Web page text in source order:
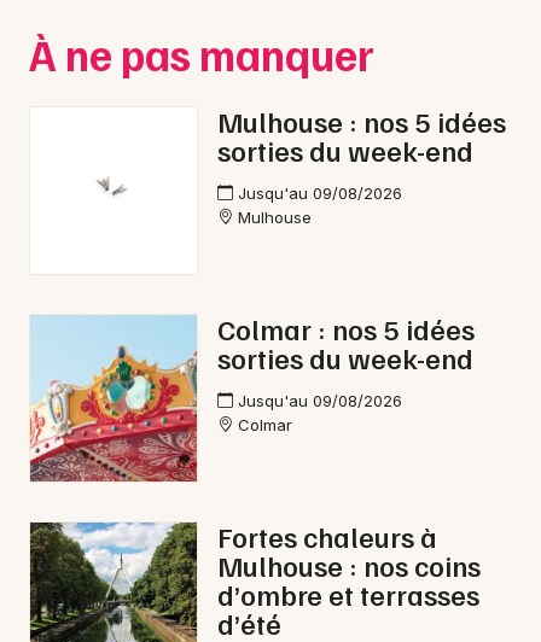
À ne pas manquer
Mulhouse : nos 5 idées
sorties du week-end
Jusqu'au 09/08/2026
Mulhouse
Colmar : nos 5 idées
sorties du week-end
Jusqu'au 09/08/2026
Colmar
Fortes chaleurs à
Mulhouse : nos coins
d’ombre et terrasses
d’été